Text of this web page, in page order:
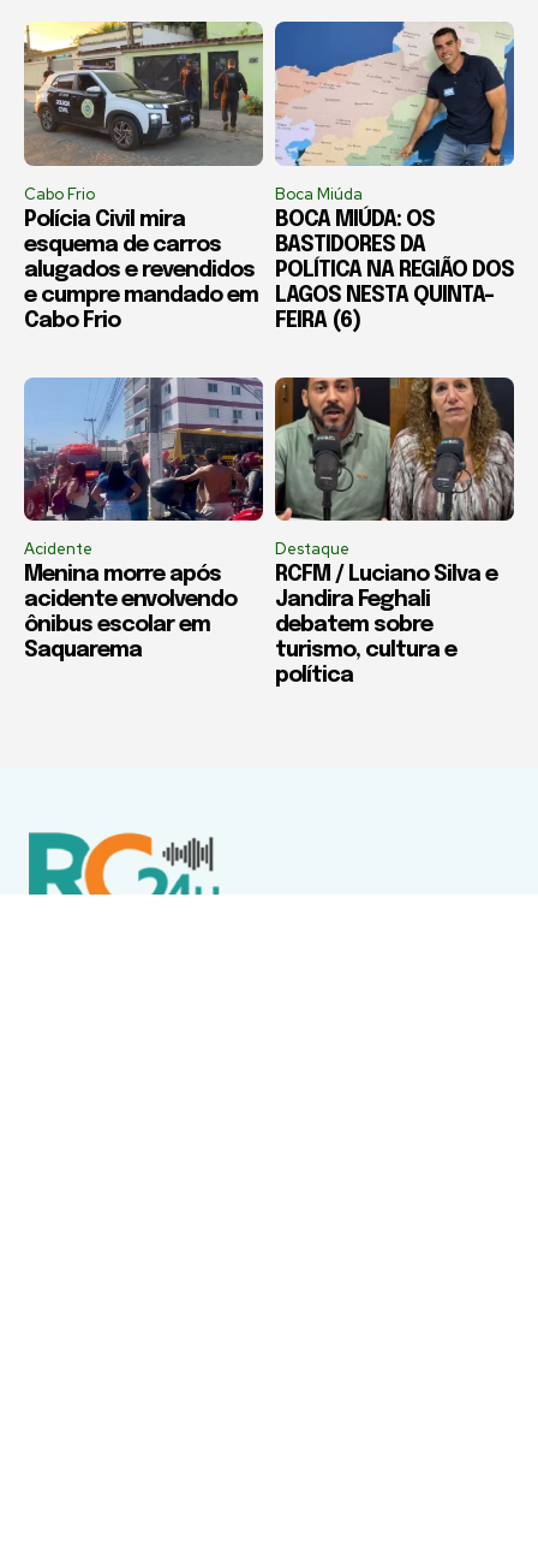
Cabo Frio
Polícia Civil mira
esquema de carros
alugados e revendidos
e cumpre mandado em
Cabo Frio
Boca Miúda
BOCA MIÚDA: OS
BASTIDORES DA
POLÍTICA NA REGIÃO DOS
LAGOS NESTA QUINTA-
FEIRA (6)
Acidente
Menina morre após
acidente envolvendo
ônibus escolar em
Saquarema
Destaque
RCFM / Luciano Silva e
Jandira Feghali
debatem sobre
turismo, cultura e
política